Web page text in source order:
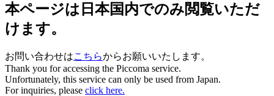
本ページは日本国内でのみ閲覧いただ
けます。
お問い合わせはこちらからお願いいたします。
Thank you for accessing the Piccoma service.
Unfortunately, this service can only be used from Japan.
For inquiries, please click here.